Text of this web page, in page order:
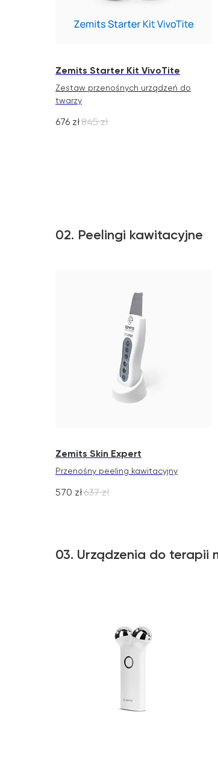
Zemits Starter Kit VivoTite
Zestaw przenośnych urządzeń do
twarzy
676 zł845 zł
02. Peelingi kawitacyjne
Zemits Skin Expert
Przenośny peeling kawitacyjny
570 zł637 zł
03. Urządzenia do terapii